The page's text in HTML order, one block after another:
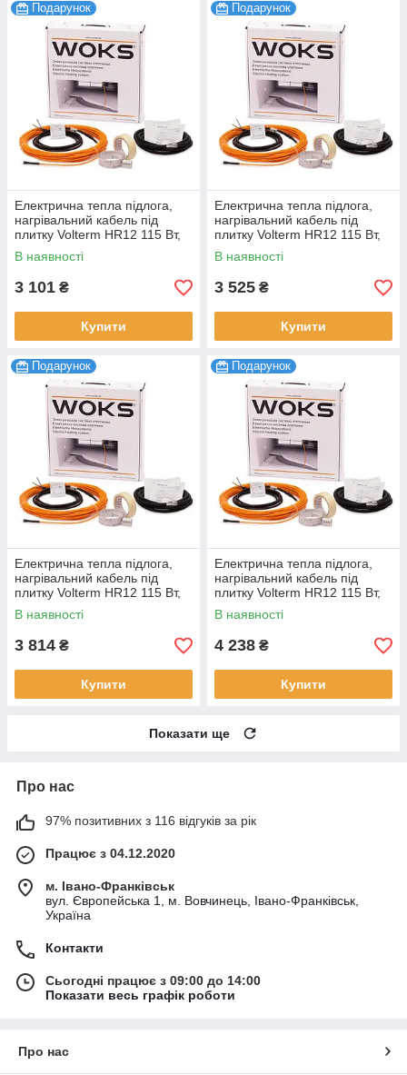
Подарунок
Електрична тепла підлога,
нагрівальний кабель під
плитку Volterm HR12 115 Вт,
9,5 м
В наявності
3 101 ₴
Купити
Подарунок
Електрична тепла підлога,
нагрівальний кабель під
плитку Volterm HR12 115 Вт,
9,5 м
В наявності
3 525 ₴
Купити
Подарунок
Електрична тепла підлога,
нагрівальний кабель під
плитку Volterm HR12 115 Вт,
9,5 м
В наявності
3 814 ₴
Купити
Подарунок
Електрична тепла підлога,
нагрівальний кабель під
плитку Volterm HR12 115 Вт,
9,5 м
В наявності
4 238 ₴
Купити
Показати ще
Про нас
97% позитивних з 116 відгуків за рік
Працює з 04.12.2020
м. Івано-Франківськ
вул. Європейська 1, м. Вовчинець, Івано-Франківськ,
Україна
Контакти
Сьогодні працює з 09:00 до 14:00
Показати весь графік роботи
Про нас